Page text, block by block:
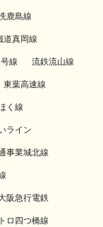
鹿島線
道真岡線
線 流鉄流山線
東葉高速線
く線
ライン
事業城北線
阪急行電鉄
ロ四つ橋線